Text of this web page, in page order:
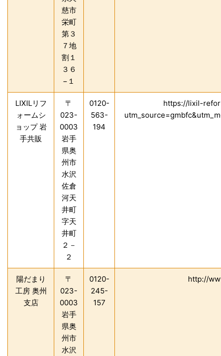
慈市
栄町
第３
７地
割１
３６
−１
LIXILリフ
ォームシ
ョップ 岩
手共販
〒
023-
0003
岩手
県奥
州市
水沢
佐倉
河天
井町
字天
井町
２－
２
0120-
563-
194
https://lixil-
陽だまり
工房 奥州
支店
〒
023-
0003
岩手
県奥
州市
水沢
0120-
245-
157
http://